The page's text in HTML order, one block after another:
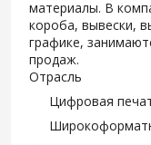
материалы. В
короба, вывески,
графике,
продаж.
Отрасль
Цифровая